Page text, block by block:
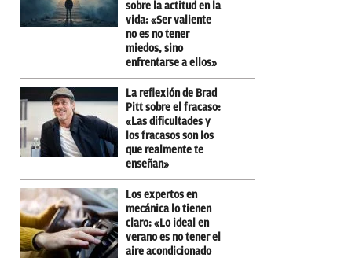
sobre la actitud en la
vida: «Ser valiente
no es no tener
miedos, sino
enfrentarse a ellos»
La reflexión de Brad
Pitt sobre el fracaso:
«Las dificultades y
los fracasos son los
que realmente te
enseñan»
Los expertos en
mecánica lo tienen
claro: «Lo ideal en
verano es no tener el
aire acondicionado